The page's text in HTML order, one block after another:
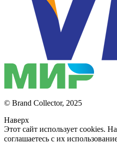
© Brand Collector, 2025
Наверх
Этот сайт использует cookies.
соглашаетесь с их